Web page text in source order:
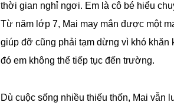
thời gian nghỉ ngơi. Em là cô bé hiểu
Từ năm lớp 7, Mai may mắn được một
giúp đỡ cũng phải tạm dừng vì khó
đó em không thể tiếp tục đến trường.
Dù cuộc sống nhiều thiếu thốn, Mai